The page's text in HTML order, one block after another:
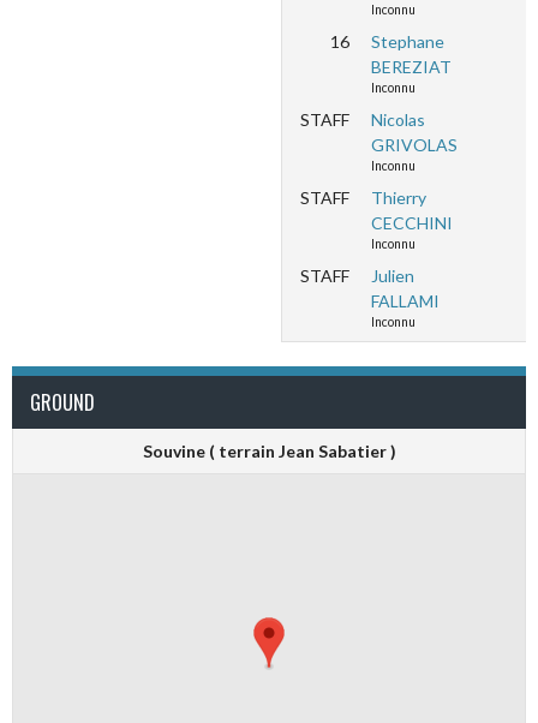
Inconnu
16
Stephane
BEREZIAT
Inconnu
STAFF
Nicolas
GRIVOLAS
Inconnu
STAFF
Thierry
CECCHINI
Inconnu
STAFF
Julien
FALLAMI
Inconnu
GROUND
Souvine ( terrain Jean Sabatier )